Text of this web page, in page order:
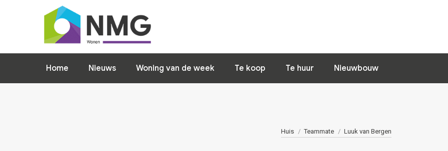
Home Nieuws Woning van de week Te koop Te huur Nieuwbouw
Je bent hier:
Huis Teammate Luuk van Bergen